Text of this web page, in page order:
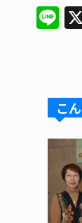
Li
n
こ